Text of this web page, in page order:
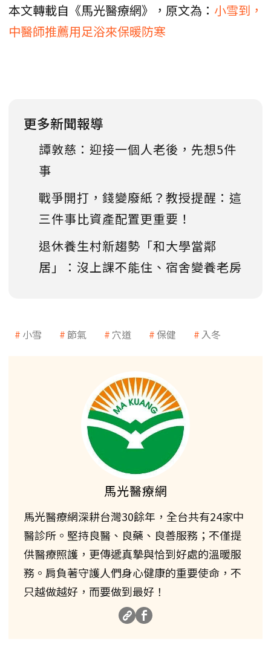
本文轉載自《馬光醫療網》，原文為： 小雪到，
中醫師推薦用足浴來保暖防寒
更多新聞報導
譚敦慈：迎接一個人老後，先想5件
事
戰爭開打，錢變廢紙？教授提醒：這
三件事比資產配置更重要！
退休養生村新趨勢「和大學當鄰
居」：沒上課不能住、宿舍變養老房
小雪 節氣 穴道 保健 入冬
馬光醫療網
馬光醫療網深耕台灣30餘年，全台共有24家中
醫診所。堅持良醫、良藥、良善服務；不僅提
供醫療照護，更傳遞真摯與恰到好處的溫暖服
務。肩負著守護人們身心健康的重要使命，不
只越做越好，而要做到最好！